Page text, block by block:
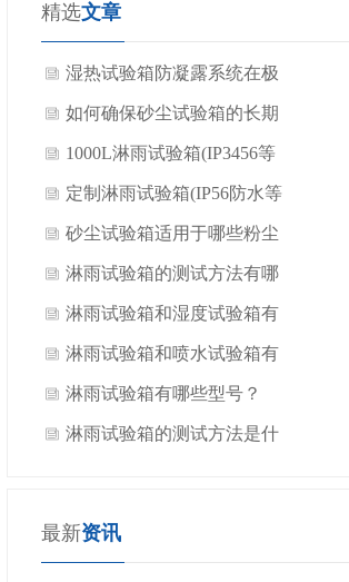
精选文章
​湿热试验箱防凝露系统在极
端工况下的性能边界与裕量
设计
如何确保砂尘试验箱的长期
稳定运行
1000L淋雨试验箱(IP3456等
级)与150L氙灯老化箱发货
江西客户公司
定制淋雨试验箱(IP56防水等
级)送货惠州做智能家居客户
砂尘试验箱适用于哪些粉尘
淋雨试验箱的测试方法有哪
些？
淋雨试验箱和湿度试验箱有
什么区别？
淋雨试验箱和喷水试验箱有
什么区别？
淋雨试验箱有哪些型号？
淋雨试验箱的测试方法是什
最新资讯